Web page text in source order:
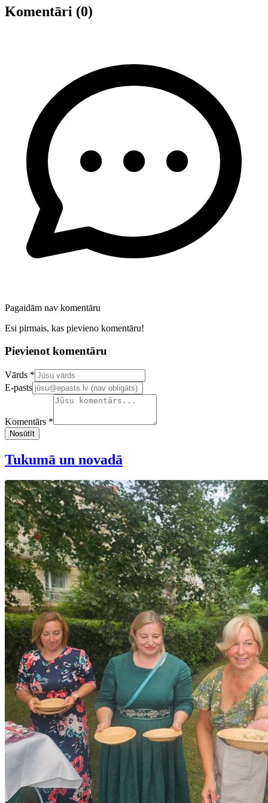
Komentāri (0)
Pagaidām nav komentāru
Esi pirmais, kas pievieno komentāru!
Pievienot komentāru
Confirm your email address
Vārds *
E-pasts
Komentārs *
Nosūtīt
Tukumā un novadā